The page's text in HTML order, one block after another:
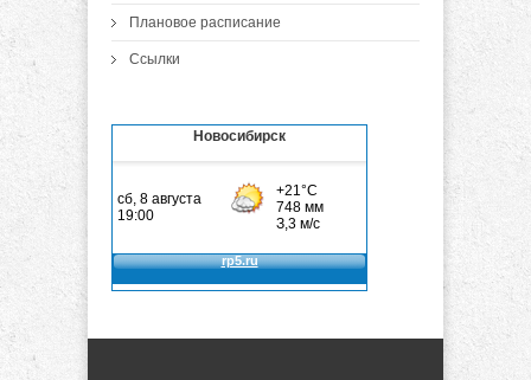
Плановое расписание
Ссылки
Новосибирск